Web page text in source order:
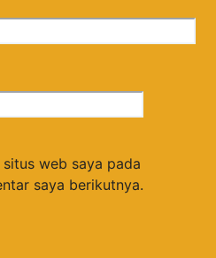
web saya pada
saya berikutnya.